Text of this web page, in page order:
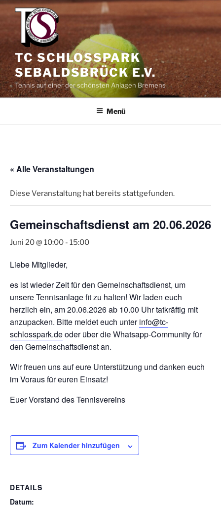
Zum
Inhalt
springen
TC SCHLOSSPARK
SEBALDSBRÜCK E.V.
Tennis auf einer der schönsten Anlagen Bremens
Menü
« Alle Veranstaltungen
Diese Veranstaltung hat bereits stattgefunden.
Gemeinschaftsdienst am 20.06.2026
Juni 20 @ 10:00 - 15:00
Liebe Mitglieder,
es ist wieder Zeit für den Gemeinschaftsdienst, um
unsere Tennisanlage fit zu halten! Wir laden euch
herzlich ein, am 20.06.2026 ab 10.00 Uhr tatkräftig mit
anzupacken. Bitte meldet euch unterinfo@tc-
schlosspark.deoder über die Whatsapp-Community für
den Gemeinschaftsdienst an.
Wir freuen uns auf eure Unterstützung und danken euch
im Voraus für euren Einsatz!
Euer Vorstand des Tennisvereins
Zum Kalender hinzufügen
DETAILS
Datum: